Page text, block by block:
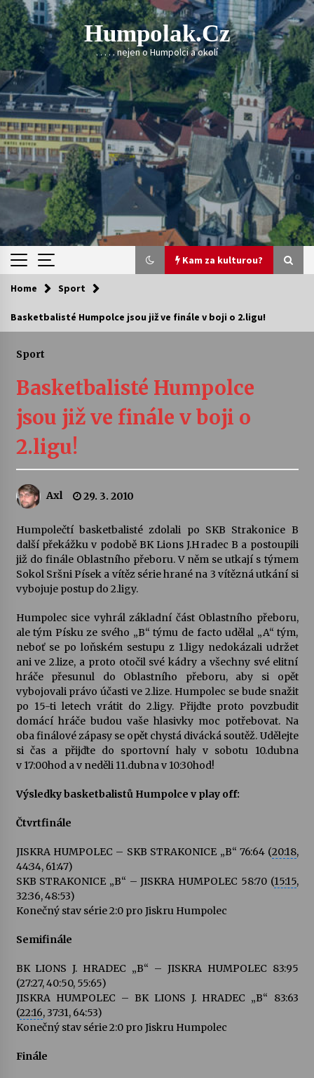
Skip
to
content
Humpolak.cz
. . . . . nejen o Humpolci a okolí
Kam za kulturou?
Kam za kulturou?
Vernisáž výstavy Josefíny Duškové: Stávám se
kapkou
Veselí muzikanti
Pozvánka na integrační festival Quijotova
šedesátka: 28. 7.–1. 8. 2026
28. 7. 2026
Letní koncerty ve Stromovce: Kolchoz a
28. 7. 2026
Votavžatský ploty
23. 7. 2026
Letní koncerty ve Stromovce: Rufus Miller
22. 7. 2026
Vysočinka
Ozvěny prázdnin
Za kulturou kousek za Humpolec. V Želivě ožije
Varhanní recitál Michala Novenka v Klášteře
Želiv
3. 7. 2026
Home Sport
Basketbalisté Humpolce jsou již ve finále v boji o 2.ligu!
Sport
Basketbalisté Humpolce
jsou již ve finále v boji o
2.ligu!
Axl 29. 3. 2010
Humpolečtí basketbalisté zdolali po SKB Strakonice B
další překážku v podobě BK Lions J.Hradec B a postoupili
již do finále Oblastního přeboru. V něm se utkají s týmem
Sokol Sršni Písek a vítěz série hrané na 3 vítězná utkání si
vybojuje postup do 2.ligy.
Humpolec sice vyhrál základní část Oblastního přeboru,
ale tým Písku ze svého „B“ týmu de facto udělal „A“ tým,
neboť se po loňském sestupu z 1.ligy nedokázali udržet
ani ve 2.lize, a proto otočil své kádry a všechny své elitní
hráče přesunul do Oblastního přeboru, aby si opět
vybojovali právo účasti ve 2.lize. Humpolec se bude snažit
po 15-ti letech vrátit do 2.ligy. Přijďte proto povzbudit
domácí hráče budou vaše hlasivky moc potřebovat. Na
oba finálové zápasy se opět chystá divácká soutěž. Udělejte
si čas a přijďte do sportovní haly v sobotu 10.dubna
v 17:00hod a v neděli 11.dubna v 10:30hod!
Výsledky basketbalistů Humpolce v play off:
Čtvrtfinále
JISKRA HUMPOLEC – SKB STRAKONICE „B“ 76:64 (20:18,
44:34, 61:47)
SKB STRAKONICE „B“ – JISKRA HUMPOLEC 58:70 (15:15,
32:36, 48:53)
Konečný stav série 2:0 pro Jiskru Humpolec
Semifinále
BK LIONS J. HRADEC „B“ – JISKRA HUMPOLEC 83:95
(27:27, 40:50, 55:65)
JISKRA HUMPOLEC – BK LIONS J. HRADEC „B“ 83:63
(22:16, 37:31, 64:53)
Konečný stav série 2:0 pro Jiskru Humpolec
Finále